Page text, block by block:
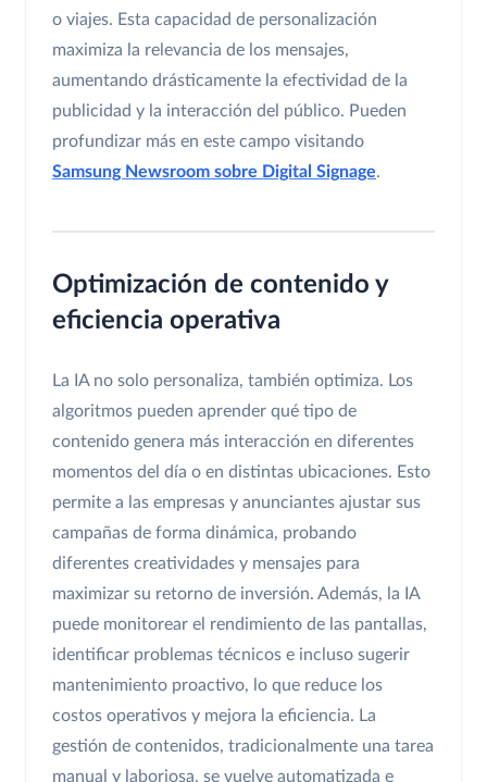
o viajes. Esta capacidad de personalización
maximiza la relevancia de los mensajes,
aumentando drásticamente la efectividad de la
publicidad y la interacción del público. Pueden
profundizar más en este campo visitando
Samsung Newsroom sobre Digital Signage.
Optimización de contenido y
eficiencia operativa
La IA no solo personaliza, también optimiza. Los
algoritmos pueden aprender qué tipo de
contenido genera más interacción en diferentes
momentos del día o en distintas ubicaciones. Esto
permite a las empresas y anunciantes ajustar sus
campañas de forma dinámica, probando
diferentes creatividades y mensajes para
maximizar su retorno de inversión. Además, la IA
puede monitorear el rendimiento de las pantallas,
identificar problemas técnicos e incluso sugerir
mantenimiento proactivo, lo que reduce los
costos operativos y mejora la eficiencia. La
gestión de contenidos, tradicionalmente una tarea
manual y laboriosa, se vuelve automatizada e